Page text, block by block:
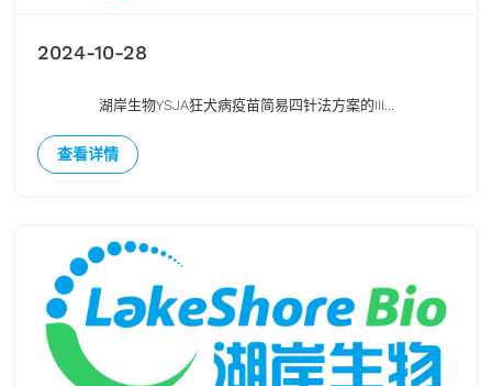
2024-10-28
湖岸生物YSJA狂犬病疫苗简易四针法方案的III...
查看详情